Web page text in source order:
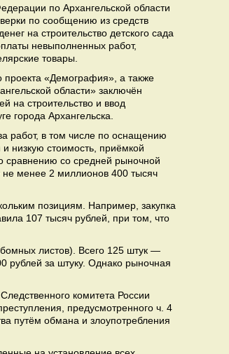
по Архангельской области
по сообщению из средств
на строительство детского сада
невыполненных работ,
товары.
проекта «Демография», а также
области» заключён
на строительство и ввод
города Архангельска.
работ, в том числе по оснащению
низкую стоимость, приёмкой
сравнению со средней рыночной
не менее 2 миллионов 400 тысяч
позициям. Например, закупка
107 тысяч рублей, при том, что
листов). Всего 125 штук —
рублей за штуку. Однако рыночная
комитета России
предусмотренного ч. 4
путём обмана и злоупотребления